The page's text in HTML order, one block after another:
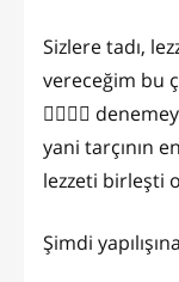
Sizlere tadı,
vereceğim bu
👌🏻👌🏻
yani tarçının
lezzeti birleşti
Şimdi